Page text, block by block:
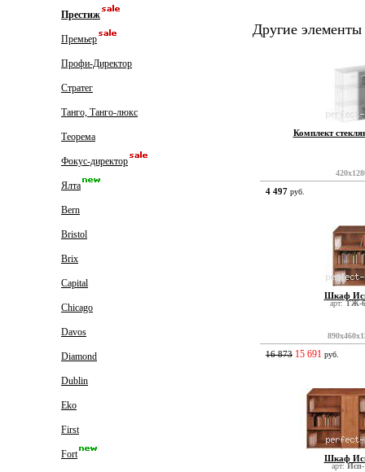
Престиж
Премьер
Профи-Директор
Стратег
Танго, Танго-люкс
Теорема
Фокус-директор
Ялта
Bern
Bristol
Brix
Capital
Chicago
Davos
Diamond
Dublin
Eko
First
Fort
Другие
Комплект
арт:ТЖ-
4 497 руб.
Шкаф
арт:Исп-
16 873 15 691 руб.
Шкаф